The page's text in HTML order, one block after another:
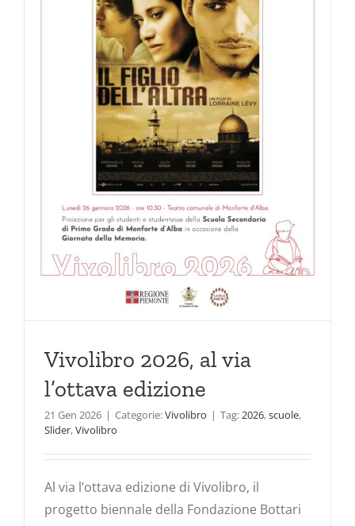
Vivolibro 2026, al via
l’ottava edizione
21 Gen 2026 | Categorie:Vivolibro | Tag: 2026,scuole,
Slider,Vivolibro
Al via l’ottava edizione di Vivolibro, il
progetto biennale della Fondazione Bottari